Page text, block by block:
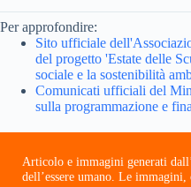
Per approfondire:
Sito ufficiale
del progetto 'Estate delle
sociale e la sostenibilità
Comunicati ufficiali del
sulla programmazione e
Articolo e immagini generati
dell’essere umano. Le